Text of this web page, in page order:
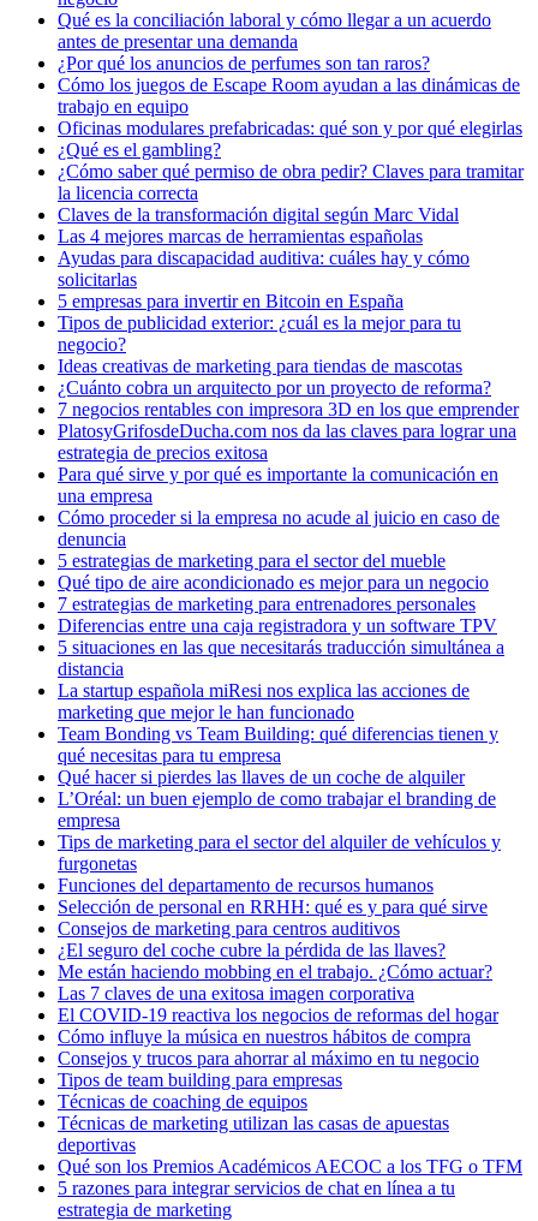
Qué es la conciliación laboral y cómo llegar a un acuerdo
antes de presentar una demanda
¿Por qué los anuncios de perfumes son tan raros?
Cómo los juegos de Escape Room ayudan a las dinámicas de
trabajo en equipo
Oficinas modulares prefabricadas: qué son y por qué elegirlas
¿Qué es el gambling?
¿Cómo saber qué permiso de obra pedir? Claves para tramitar
la licencia correcta
Claves de la transformación digital según Marc Vidal
Las 4 mejores marcas de herramientas españolas
Ayudas para discapacidad auditiva: cuáles hay y cómo
solicitarlas
5 empresas para invertir en Bitcoin en España
Tipos de publicidad exterior: ¿cuál es la mejor para tu
negocio?
Ideas creativas de marketing para tiendas de mascotas
¿Cuánto cobra un arquitecto por un proyecto de reforma?
7 negocios rentables con impresora 3D en los que emprender
PlatosyGrifosdeDucha.com nos da las claves para lograr una
estrategia de precios exitosa
Para qué sirve y por qué es importante la comunicación en
una empresa
Cómo proceder si la empresa no acude al juicio en caso de
denuncia
5 estrategias de marketing para el sector del mueble
Qué tipo de aire acondicionado es mejor para un negocio
7 estrategias de marketing para entrenadores personales
Diferencias entre una caja registradora y un software TPV
5 situaciones en las que necesitarás traducción simultánea a
distancia
La startup española miResi nos explica las acciones de
marketing que mejor le han funcionado
Team Bonding vs Team Building: qué diferencias tienen y
qué necesitas para tu empresa
Qué hacer si pierdes las llaves de un coche de alquiler
L’Oréal: un buen ejemplo de como trabajar el branding de
empresa
Tips de marketing para el sector del alquiler de vehículos y
furgonetas
Funciones del departamento de recursos humanos
Selección de personal en RRHH: qué es y para qué sirve
Consejos de marketing para centros auditivos
¿El seguro del coche cubre la pérdida de las llaves?
Me están haciendo mobbing en el trabajo. ¿Cómo actuar?
Las 7 claves de una exitosa imagen corporativa
El COVID-19 reactiva los negocios de reformas del hogar
Cómo influye la música en nuestros hábitos de compra
Consejos y trucos para ahorrar al máximo en tu negocio
Tipos de team building para empresas
Técnicas de coaching de equipos
Técnicas de marketing utilizan las casas de apuestas
deportivas
Qué son los Premios Académicos AECOC a los TFG o TFM
5 razones para integrar servicios de chat en línea a tu
estrategia de marketing